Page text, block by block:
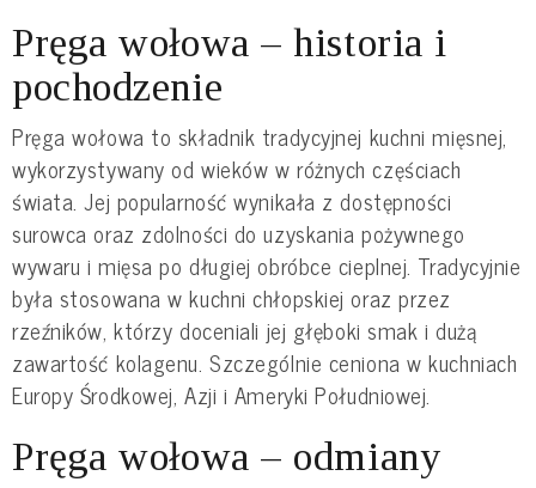
Pręga wołowa – historia i
pochodzenie
Pręga wołowa to składnik tradycyjnej kuchni mięsnej,
wykorzystywany od wieków w różnych częściach
świata. Jej popularność wynikała z dostępności
surowca oraz zdolności do uzyskania pożywnego
wywaru i mięsa po długiej obróbce cieplnej. Tradycyjnie
była stosowana w kuchni chłopskiej oraz przez
rzeźników, którzy doceniali jej głęboki smak i dużą
zawartość kolagenu. Szczególnie ceniona w kuchniach
Europy Środkowej, Azji i Ameryki Południowej.
Pręga wołowa – odmiany